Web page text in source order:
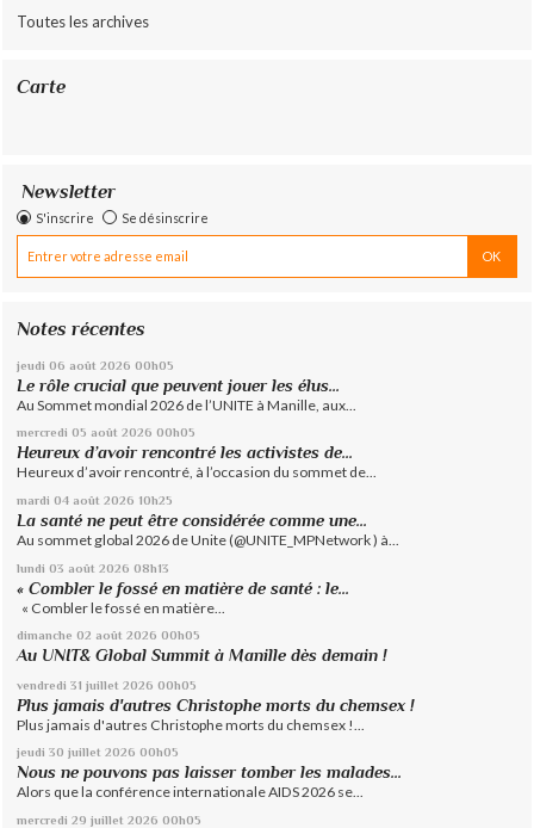
Toutes les archives
Carte
Newsletter
S'inscrire Se désinscrire
Notes récentes
jeudi 06 août 2026 00h05
Le rôle crucial que peuvent jouer les élus...
Au Sommet mondial 2026 de l’UNITE à Manille, aux...
mercredi 05 août 2026 00h05
Heureux d’avoir rencontré les activistes de...
Heureux d’avoir rencontré, à l’occasion du sommet de...
mardi 04 août 2026 10h25
La santé ne peut être considérée comme une...
Au sommet global 2026 de Unite (@UNITE_MPNetwork ) à...
lundi 03 août 2026 08h13
« Combler le fossé en matière de santé : le...
« Combler le fossé en matière...
dimanche 02 août 2026 00h05
Au UNIT& Global Summit à Manille dès demain !
vendredi 31 juillet 2026 00h05
Plus jamais d'autres Christophe morts du chemsex !
Plus jamais d'autres Christophe morts du chemsex !...
jeudi 30 juillet 2026 00h05
Nous ne pouvons pas laisser tomber les malades...
Alors que la conférence internationale AIDS 2026 se...
mercredi 29 juillet 2026 00h05